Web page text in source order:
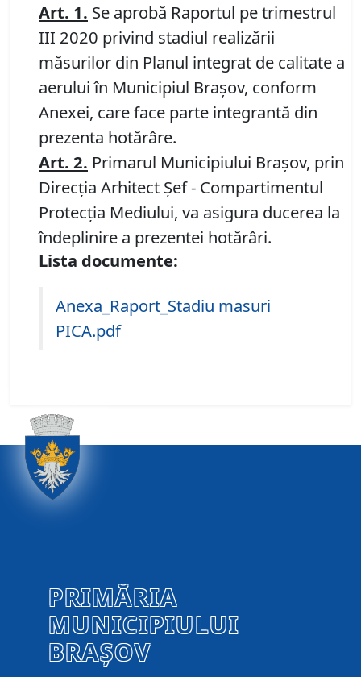
Art. 1. Se aprobă Raportul pe trimestrul
III 2020 privind stadiul realizării
măsurilor din Planul integrat de calitate a
aerului în Municipiul Braşov, conform
Anexei, care face parte integrantă din
prezenta hotărâre.
Art. 2. Primarul Municipiului Braşov, prin
Direcția Arhitect Șef - Compartimentul
Protecţia Mediului, va asigura ducerea la
îndeplinire a prezentei hotărâri.
Lista documente:
Anexa_Raport_Stadiu masuri
PICA.pdf
PRIMĂRIA
MUNICIPIULUI
BRAȘOV